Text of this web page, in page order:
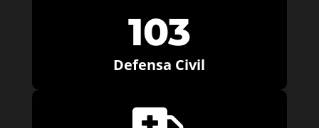
103
Defensa Civil